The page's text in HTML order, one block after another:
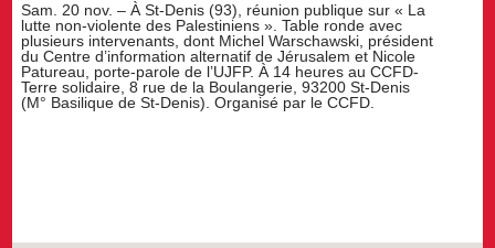
Sam. 20 nov. – À St-Denis (93), réunion publique sur « La
lutte non-violente des Palestiniens ». Table ronde avec
plusieurs intervenants, dont Michel Warschawski, président
du Centre d’information alternatif de Jérusalem et Nicole
Patureau, porte-parole de l’UJFP. À 14 heures au CCFD-
Terre solidaire, 8 rue de la Boulangerie, 93200 St-Denis
(M° Basilique de St-Denis). Organisé par le CCFD.